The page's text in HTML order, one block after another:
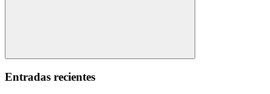
Buscar
Entradas recientes